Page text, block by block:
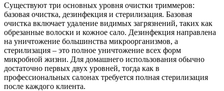
Существуют три основных уровня очистки триммеров:
базовая очистка, дезинфекция и стерилизация. Базовая
очистка включает удаление видимых загрязнений, таких как
обрезанные волоски и кожное сало. Дезинфекция направлена
на уничтожение большинства микроорганизмов, а
стерилизация – это полное уничтожение всех форм
микробной жизни. Для домашнего использования обычно
достаточно первых двух уровней, тогда как в
профессиональных салонах требуется полная стерилизация
после каждого клиента.